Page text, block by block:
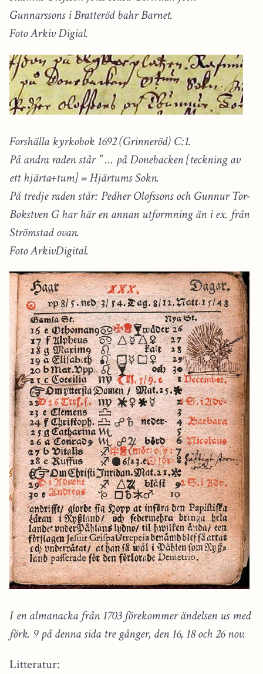
Gunnarssons i Bratteröd bahr Barnet.
Foto Arkiv Digial.
Forshälla kyrkobok 1692 (Grinneröd) C:1.
På andra raden står ” … på Donebacken [teckning av
ett hjärta+tum] = Hjärtums Sokn.
På tredje raden står: Pedher Olofssons och Gunnur Tor-
Bokstven G har här en annan utformning än i ex. från
Strömstad ovan.
Foto ArkivDigital.
I en almanacka från 1703 förekommer ändelsen us med
förk. 9 på denna sida tre gånger, den 16, 18 och 26 nov.
Litteratur: